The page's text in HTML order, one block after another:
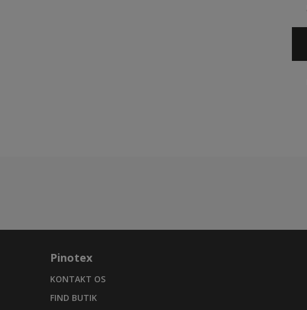
Pinotex
KONTAKT OS
FIND BUTIK